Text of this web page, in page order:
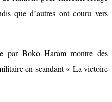
que d’autres ont couru vers
par Boko Haram montre des
en scandant « La victoire